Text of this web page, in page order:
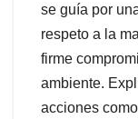
se guía por
respeto a la
firme
ambiente.
acciones